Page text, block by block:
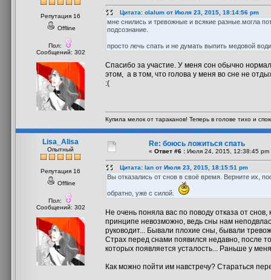
Репутация 16
Offline
Пол:
Сообщений: 302
Цитата: olalum от Июля 23, 2015, 18:14:56 pm
мне снились и тревожные и всякие разные.могла
подсознание.
просто лечь спать и не думать выпить медовой
Спасибо за участие. У меня сон обычно
этом, а в том, что голова у меня во сне не
:(
Купила мелок от тараканов! Теперь в голове тихо и
Lisa_Alisa
Опытный
Репутация 16
Offline
Пол:
Сообщений: 302
Re: боюсь ложиться спать
« Ответ #6 : Июля 24, 2015, 12:38:45 pm
Цитата: Ian от Июля 23, 2015, 18:15:51 pm
Вы отказались от снов в своё время. Верните их,
обратно, уже с силой.
Не очень поняла вас по поводу отказа от
принципе невозможно, ведь сны нам
руководит... Бывали плохие сны, бывали
Страх перед снами появился недавно, после
которых появляется усталость... Раньше у
Как можно пойти им навстречу? Стараться